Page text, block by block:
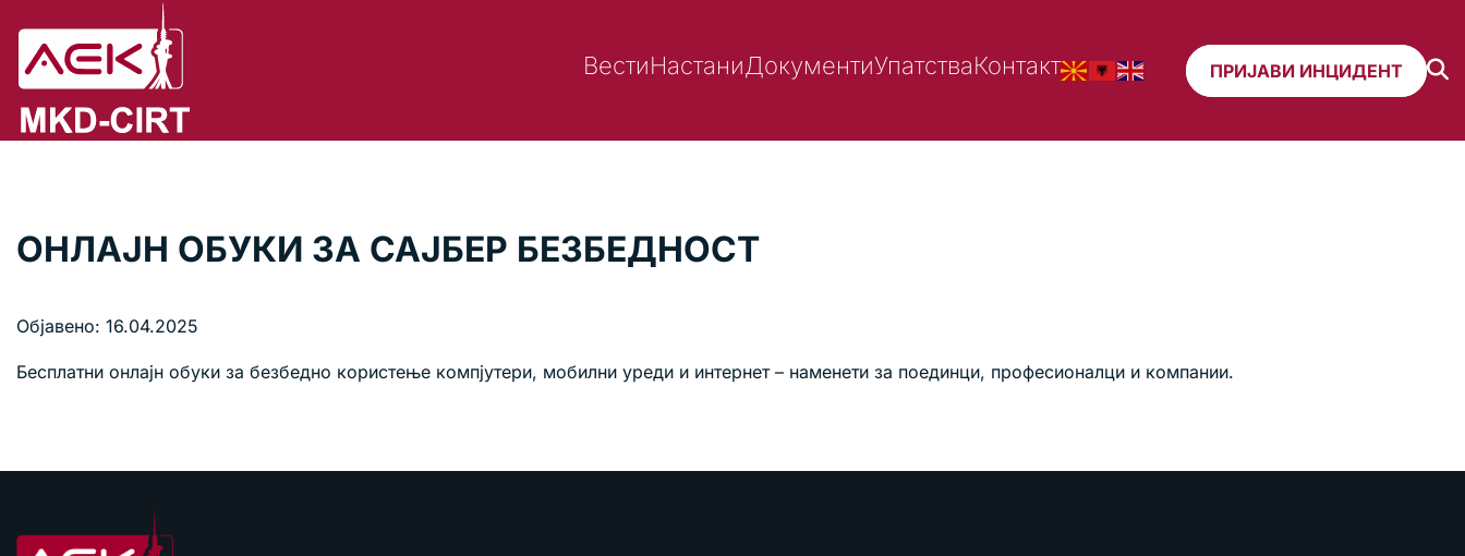
ВестиНастаниДокументиУпатстваКонтакт ПРИЈАВИ ИНЦИДЕНТ
ОНЛАЈН ОБУКИ ЗА САЈБЕР БЕЗБЕДНОСТ
Објавено: 16.04.2025
Бесплатни онлајн обуки за безбедно користење компјутери, мобилни уреди и интернет – наменети за поединци, професионалци и компании.